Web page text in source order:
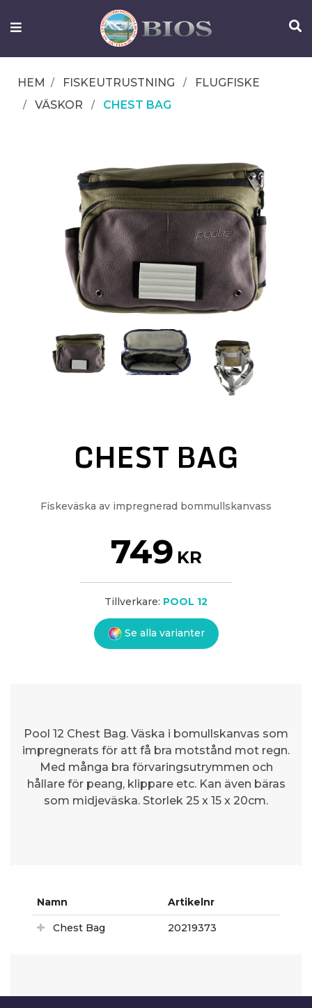
FISKEUTRUSTNING
OM
IFISH
HEM FISKEUTRUSTNING
FLUGFISKE
VÄSKOR
CHEST BAG
CHEST BAG
Fiskeväska av impregnerad bommullskanvass
749 KR
Tillverkare: POOL 12
Se alla varianter
Pool 12 Chest Bag. Väska i bomullskanvas som
impregnerats för att få bra motstånd mot regn.
Med många bra förvaringsutrymmen och
hållare för peang, klippare etc. Kan även bäras
som midjeväska. Storlek 25 x 15 x 20cm.
Namn Artikelnr
Chest Bag 20219373